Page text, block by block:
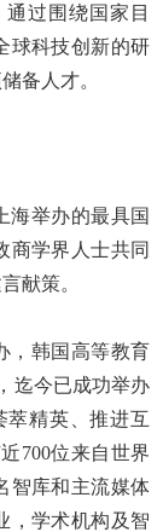
过围绕国家目
球科技创新的研
备人才。
海举办的最具国
商学界人士共同
献策。
，韩国高等教育
迄今已成功举办
萃精英、推进互
700位来自世界
智库和主流媒体
，学术机构及智